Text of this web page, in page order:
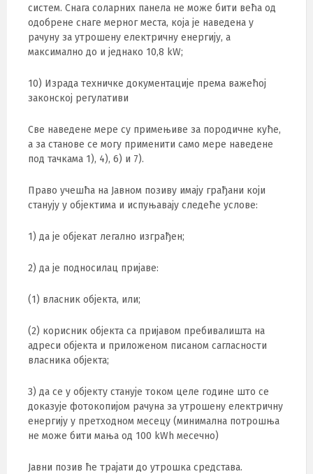
систем. Снага соларних панела не може бити већа од
одобрене снаге мерног места, која је наведена у
рачуну за утрошену електричну енергију, а
максимално до и једнако 10,8 kW;
10) Израда техничке документације према важећој
законској регулативи
Све наведене мере су примењиве за породичне куће,
а за станове се могу применити само мере наведене
под тачкама 1), 4), 6) и 7).
Право учешћа на Јавном позиву имају грађани који
станују у објектима и испуњавају следеће услове:
1) да је објекат легално изграђен;
2) да је подносилац пријаве:
(1) власник објекта, или;
(2) корисник објекта са пријавом пребивалишта на
адреси објекта и приложеном писаном сагласности
власника објекта;
3) да се у објекту станује током целе године што се
доказује фотокопијом рачуна за утрошену електричну
енергију у претходном месецу (минимална потрошња
не може бити мања од 100 kWh месечно)
Јавни позив ће трајати до утрошка средстава.